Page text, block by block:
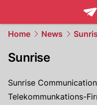
Home News
Sunrise
Sunrise
Telekommunkations-